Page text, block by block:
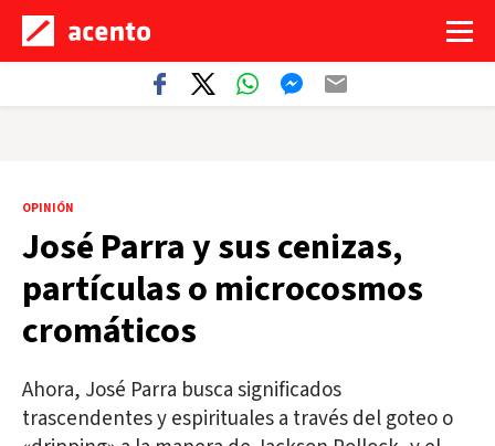
OPINIÓN
José Parra y sus cenizas,
partículas o microcosmos
cromáticos
Ahora, José Parra busca significados
trascendentes y espirituales a través del goteo o